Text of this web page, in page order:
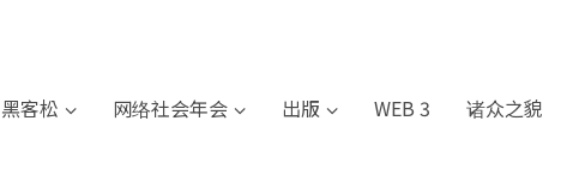
黑客松 网络社会年会 出版 WEB 3 诸众之貌